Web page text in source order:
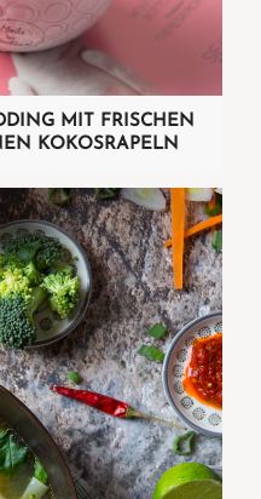
MIT FRISCHEN
KOKOSRAPELN